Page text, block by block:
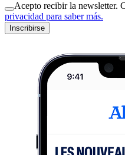
Acepto recibir la newsletter.
privacidad para saber más.
Inscribirse